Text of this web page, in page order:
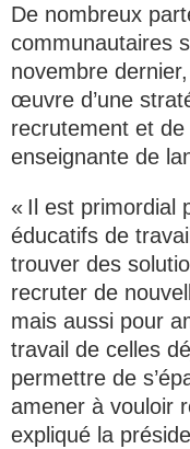
De nombreux
communautaires
novembre
œuvre d’une
recrutement et
enseignante de
« Il est primordial
éducatifs de
trouver des
recruter de
mais aussi pour
travail de celles
permettre de
amener à vouloir
expliqué la